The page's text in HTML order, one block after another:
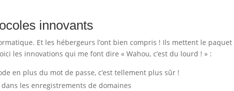
innovants
Et les hébergeurs l’ont bien compris ! Ils mettent le
les innovations qui me font dire « Wahou, c’est du lourd ! » :
en plus du mot de passe, c’est tellement plus sûr !
dans les enregistrements de domaines